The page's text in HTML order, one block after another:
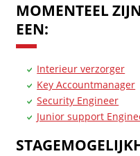
MOMENTEEL
EEN:
Interieur verzorger
Key Accountmanager
Security Engineer
Junior support